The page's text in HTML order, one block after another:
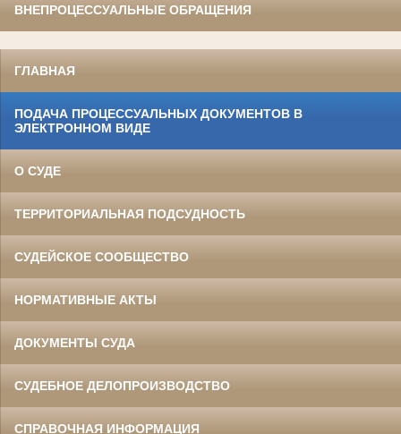
ВНЕПРОЦЕССУАЛЬНЫЕ ОБРАЩЕНИЯ
ГЛАВНАЯ
ПОДАЧА ПРОЦЕССУАЛЬНЫХ ДОКУМЕНТОВ В
ЭЛЕКТРОННОМ ВИДЕ
О СУДЕ
ТЕРРИТОРИАЛЬНАЯ ПОДСУДНОСТЬ
СУДЕЙСКОЕ СООБЩЕСТВО
НОРМАТИВНЫЕ АКТЫ
ДОКУМЕНТЫ СУДА
СУДЕБНОЕ ДЕЛОПРОИЗВОДСТВО
СПРАВОЧНАЯ ИНФОРМАЦИЯ